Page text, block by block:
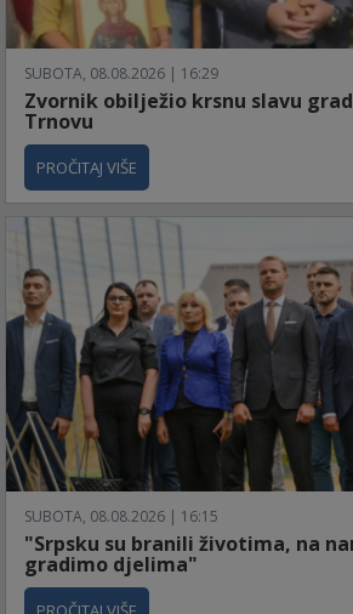
SUBOTA, 08.08.2026 | 16:29
Zvornik obilježio krsnu slavu
Trnovu
PROČITAJ VIŠE
SUBOTA, 08.08.2026 | 16:15
"Srpsku su branili životima, na
gradimo djelima"